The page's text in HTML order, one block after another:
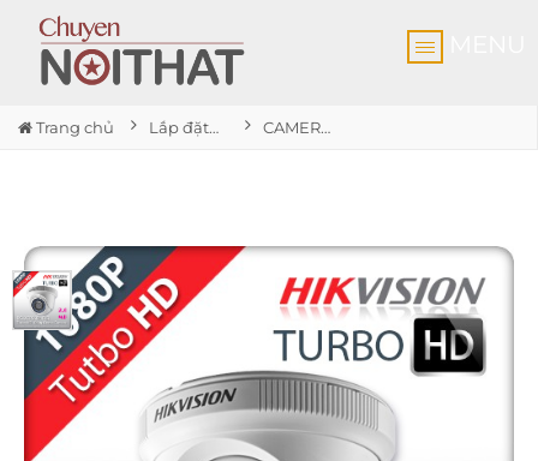
Trang chủ Lắp đặt Camera Nhơn Trạch Đồng Nai CAMERA HIKVISION DS-2CE56D0T-IR 2.0MP CHÍNH HÃNG